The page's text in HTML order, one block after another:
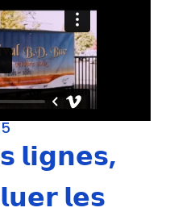
𝗹𝗶𝗴𝗻𝗲𝘀,
𝗹𝗲𝘀